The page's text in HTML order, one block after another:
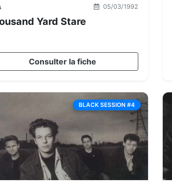
05/03/1992
Yard Stare
Consulter la fiche
BLACK SESSION #4